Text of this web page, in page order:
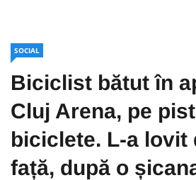
SOCIAL
Biciclist bătut în
Cluj Arena, pe
biciclete. L-a lovit
față, după o